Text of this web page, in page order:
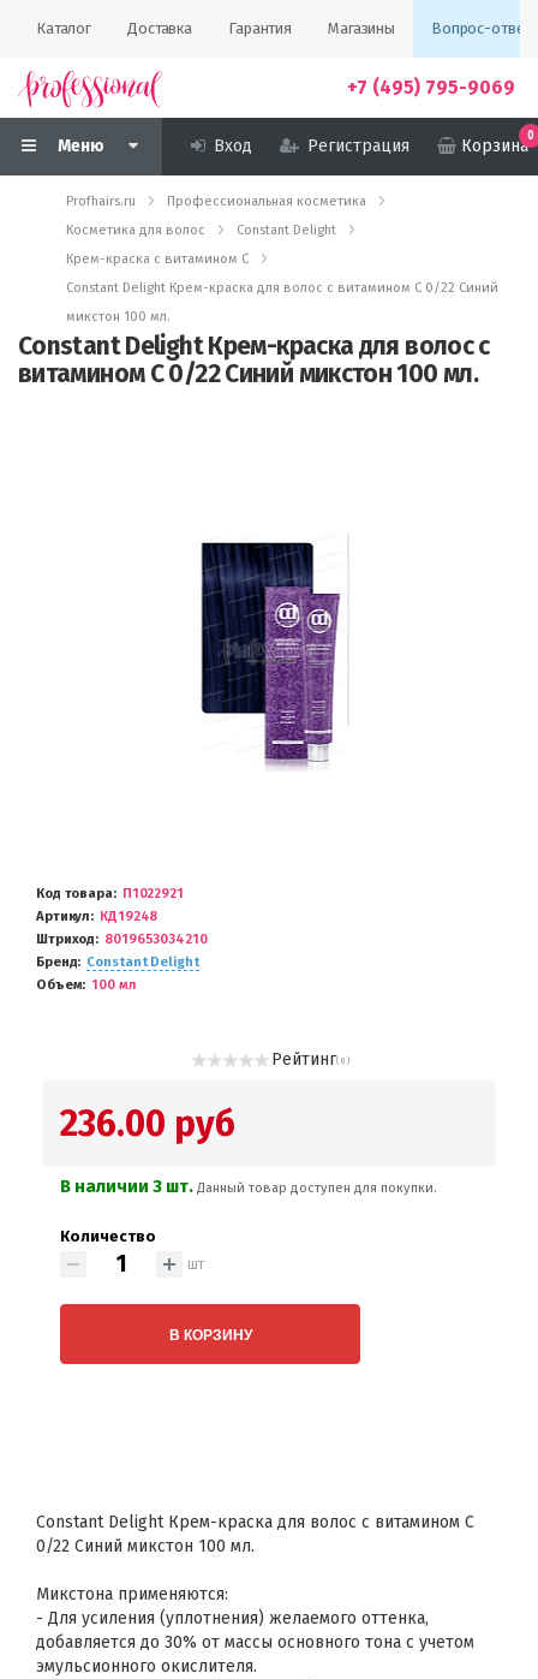
Каталог Доставка Гарантия Магазины Вопрос-ответ
+7 (495) 795-9069
Меню Вход Регистрация Корзина
0
Profhairs.ru
Профессиональная косметика
Косметика для волос
Constant Delight
Крем-краска с витамином С
Constant Delight Крем-краска для волос с витамином С 0/22 Синий
микстон 100 мл.
Constant Delight Крем-краска для волос с
витамином С 0/22 Синий микстон 100 мл.
Код товара
П1022921
Артикул
КД19248
Штриход
8019653034210
Бренд
Constant Delight
Объем
100 мл
Рейтинг( 0 )
236.00 руб
В наличии 3 шт. Данный товар доступен для покупки.
Количество
шт
В КОРЗИНУ
Constant Delight Крем-краска для волос с витамином С
0/22 Синий микстон 100 мл.
Микстона применяются:
- Для усиления (уплотнения) желаемого оттенка,
добавляется до 30% от массы основного тона с учетом
эмульсионного окислителя.